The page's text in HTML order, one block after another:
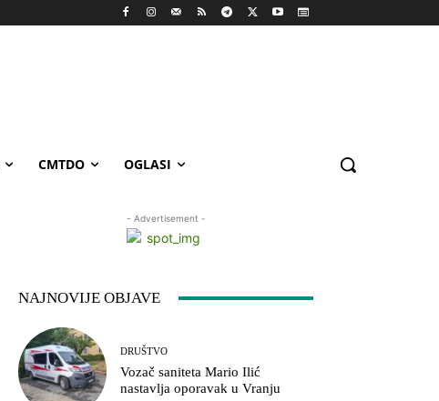
CMTDO OGLASI
- Advertisement -
NAJNOVIJE OBJAVE
DRUŠTVO
Vozač saniteta Mario Ilić
nastavlja oporavak u Vranju